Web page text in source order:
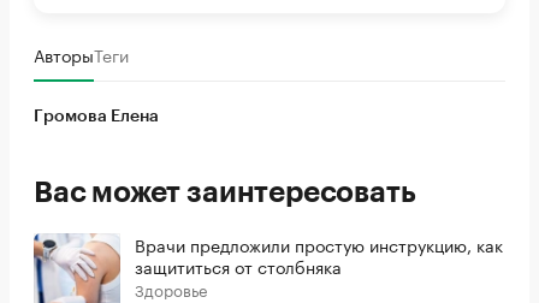
АвторыТеги
Громова Елена
Вас может заинтересовать
Врачи предложили простую инструкцию, как
защититься от столбняка
Здоровье